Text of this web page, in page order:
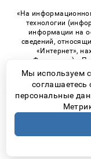
«На
технологии
информации на
сведений,
«Интернет»,
Федерации)».
технологий в
© 2026
Мы используем
персональные